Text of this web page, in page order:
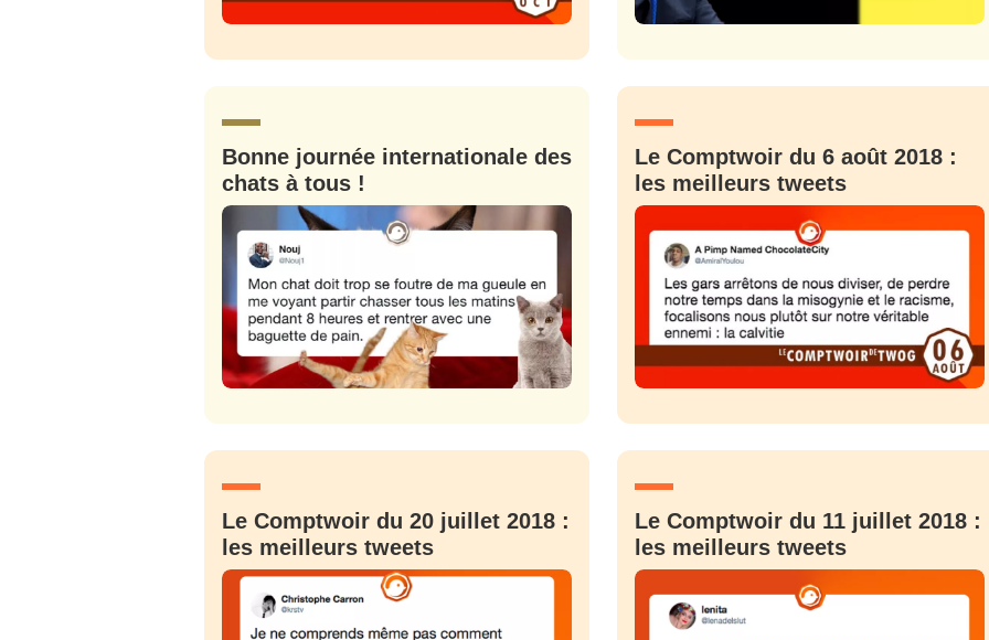
Bonne journée internationale des
chats à tous !
Le Comptwoir du 6 août 2018 :
les meilleurs tweets
Le Comptwoir du 20 juillet 2018 :
les meilleurs tweets
Le Comptwoir du 11 juillet 2018 :
les meilleurs tweets
Bienvenue !
EMAIL
PASSWORD*
Que souhaitez-vous proposer ?
Quelques
tweets
Ma propre
sélection